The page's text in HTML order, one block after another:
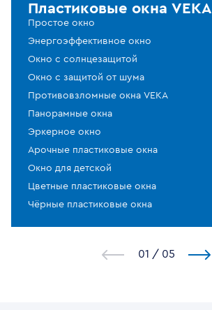
Пластиковые окна VEKA
Простое окно
Энергоэффективное окно
Окно с солнцезащитой
Окно с защитой от шума
Противовзломные окна VEKA
Панорамные окна
Эркерное окно
Арочные пластиковые окна
Окно для детской
Цветные пластиковые окна
Чёрные пластиковые окна
1 / 5